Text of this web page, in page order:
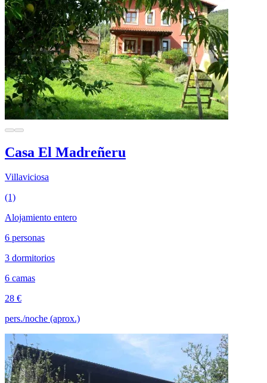
Casa El Madreñeru
Villaviciosa
(1)
Alojamiento entero
6 personas
3 dormitorios
6 camas
28 €
pers./noche (aprox.)